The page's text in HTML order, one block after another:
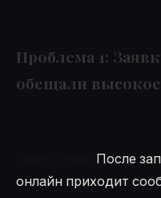
Проблема 1:
обещали
После
онлайн приходит